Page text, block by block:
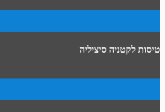
טיסות לקטניה סיציליה